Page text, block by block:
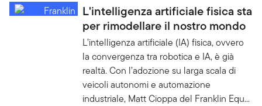
L'intelligenza artificiale fisica sta
per rimodellare il nostro mondo
L’intelligenza artificiale (IA) fisica, ovvero
la convergenza tra robotica e IA, è già
realtà. Con l’adozione su larga scala di
veicoli autonomi e automazione
industriale, Matt Cioppa del Franklin Equ...